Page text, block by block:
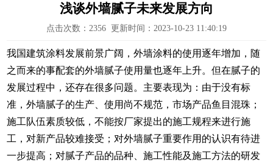
浅谈外墙腻子未来发展方向
点击次数： 2356 更新时间：2023-10-23 11:40:19
我国建筑涂料发展前景广阔，外墙涂料的使用逐年增加，随
之而来的事配套的外墙腻子使用量也逐年上升。但在腻子的
发展过程中，还存在很多问题。主要表现为：由于没有标
准，外墙腻子的生产、使用尚不规范，市场产品鱼目混珠；
施工队伍素质较低，不能按厂家提出的施工规程来进行施
工，对新产品较难接受；对外墙腻子重要作用的认识有待进
一步提高；对腻子产品的品种、施工性能及施工方法的研发